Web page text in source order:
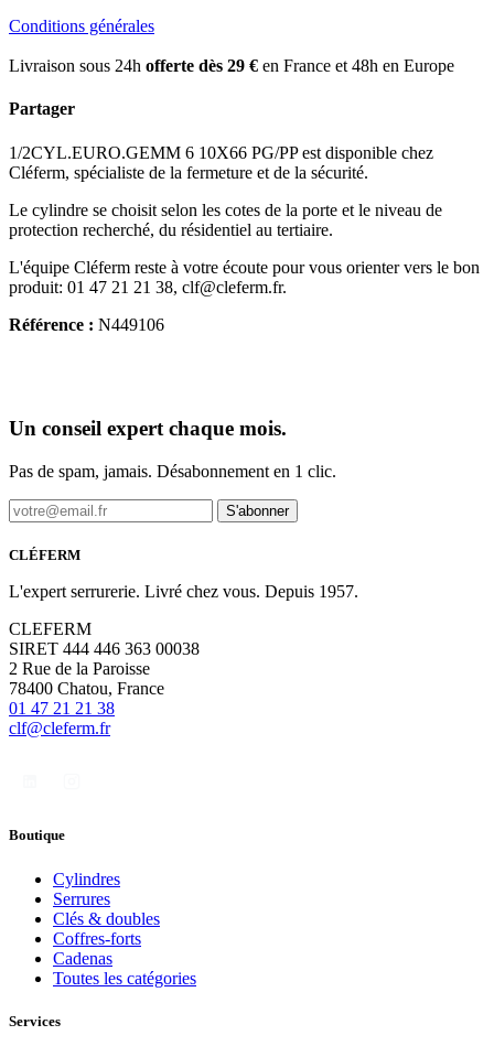
Conditions générales
Livraison sous 24h offerte dès 29 € en France et 48h en Europe
Partager
1/2CYL.EURO.GEMM 6 10X66 PG/PP est disponible chez
Cléferm, spécialiste de la fermeture et de la sécurité.
Le cylindre se choisit selon les cotes de la porte et le niveau de
protection recherché, du résidentiel au tertiaire.
L'équipe Cléferm reste à votre écoute pour vous orienter vers le bon
produit: 01 47 21 21 38, clf@cleferm.fr.
Référence : N449106
Un conseil expert chaque mois.
Pas de spam, jamais. Désabonnement en 1 clic.
S'abonner
CLÉFERM
L'expert serrurerie. Livré chez vous. Depuis 1957.
CLEFERM
SIRET 444 446 363 00038
2 Rue de la Paroisse
78400 Chatou, France
01 47 21 21 38
clf@cleferm.fr
Boutique
Cylindres
Serrures
Clés & doubles
Coffres-forts
Cadenas
Toutes les catégories
Services